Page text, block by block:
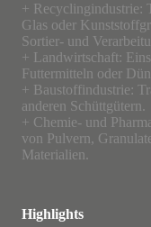
+ Recyclingindustrie:
Glas oder
Sortier- und
+ Landwirtschaft:
Futtermitteln oder
+ Baustoffindustrie:
anderen Schüttgütern.
+ Chemie- und
von Pulvern,
Materialien.
Highlights